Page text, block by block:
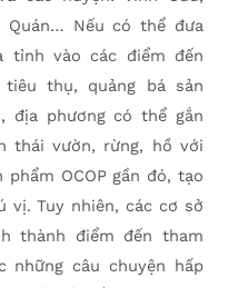
Quán… Nếu có thể đưa
tỉnh vào các điểm đến
thụ, quảng bá sản
địa phương có thể gắn
thái vườn, rừng, hồ với
OCOP gần đó, tạo
Tuy nhiên, các cơ sở
thành điểm đến tham
những câu chuyện hấp